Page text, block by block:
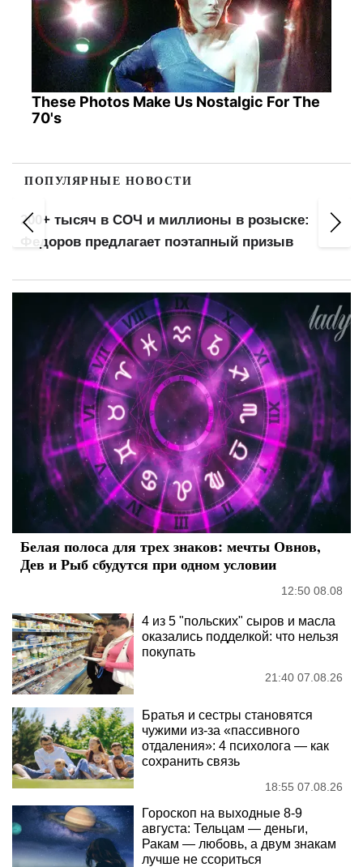
These Photos Make Us Nostalgic For The
70's
ПОПУЛЯРНЫЕ НОВОСТИ
200+ тысяч в СОЧ и миллионы в розыске:
Федоров предлагает поэтапный призыв
Белая полоса для трех знаков: мечты Овнов,
Дев и Рыб сбудутся при одном условии
12:50 08.08
4 из 5 "польских" сыров и масла
оказались подделкой: что нельзя
покупать
21:40 07.08.26
Братья и сестры становятся
чужими из-за «пассивного
отдаления»: 4 психолога — как
сохранить связь
18:55 07.08.26
Гороскоп на выходные 8-9
августа: Тельцам — деньги,
Ракам — любовь, а двум знакам
лучше не ссориться